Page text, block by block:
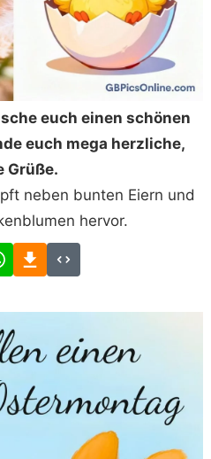
euch einen schönen
euch mega herzliche,
Grüße.
neben bunten Eiern und
hervor.